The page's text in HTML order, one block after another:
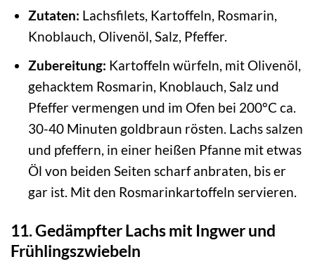
Zutaten: Lachsfilets, Kartoffeln, Rosmarin,
Knoblauch, Olivenöl, Salz, Pfeffer.
Zubereitung: Kartoffeln würfeln, mit Olivenöl,
gehacktem Rosmarin, Knoblauch, Salz und
Pfeffer vermengen und im Ofen bei 200°C ca.
30-40 Minuten goldbraun rösten. Lachs salzen
und pfeffern, in einer heißen Pfanne mit etwas
Öl von beiden Seiten scharf anbraten, bis er
gar ist. Mit den Rosmarinkartoffeln servieren.
11. Gedämpfter Lachs mit Ingwer und
Frühlingszwiebeln